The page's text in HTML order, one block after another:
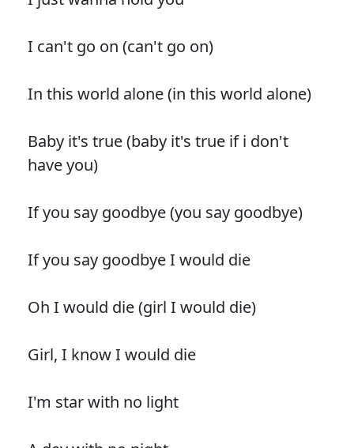
I can't go on (can't go on)
In this world alone (in this world alone)
Baby it's true (baby it's true if i don't
have you)
If you say goodbye (you say goodbye)
If you say goodbye I would die
Oh I would die (girl I would die)
Girl, I know I would die
I'm star with no light